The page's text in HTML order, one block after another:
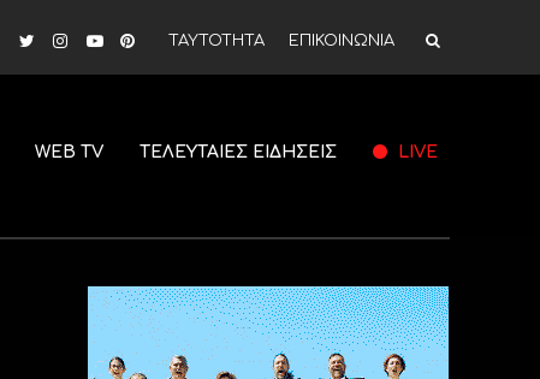
ΤΑΥΤΟΤΗΤΑ ΕΠΙΚΟΙΝΩΝΙΑ
WEB TV ΤΕΛΕΥΤΑΙΕΣ ΕΙΔΗΣΕΙΣ LIVE